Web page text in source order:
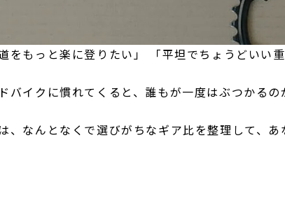
道をもっと楽に登りたい」 「平坦でちょうどいい
バイクに慣れてくると、誰もが一度はぶつかるの
、なんとなくで選びがちなギア比を整理して、